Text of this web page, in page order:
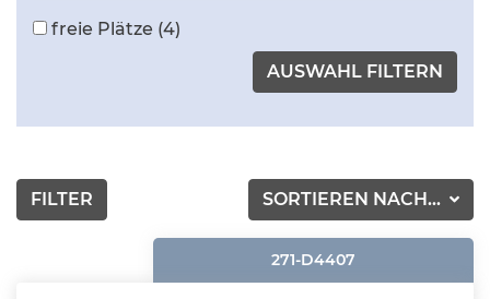
freie Plätze (4)
SORTIEREN NACH...
FILTER
271-D4407